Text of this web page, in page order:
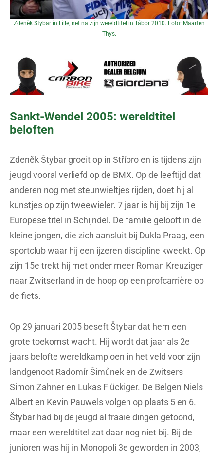
Zdeněk Štybar in Lille, net na zijn wereldtitel in Tábor 2010. Foto: Maarten
Thys.
Sankt-Wendel 2005: wereldtitel
beloften
Zdeněk Štybar groeit op in Stříbro en is tijdens zijn
jeugd vooral verliefd op de BMX. Op de leeftijd dat
anderen nog met steunwieltjes rijden, doet hij al
kunstjes op zijn tweewieler. 7 jaar is hij bij zijn 1e
Europese titel in Schijndel. De familie gelooft in de
kleine jongen, die zich aansluit bij Dukla Praag, een
sportclub waar hij een ijzeren discipline kweekt. Op
zijn 15e trekt hij met onder meer Roman Kreuziger
naar Zwitserland in de hoop op een profcarrière op
de fiets.
Op 29 januari 2005 beseft Štybar dat hem een
grote toekomst wacht. Hij wordt dat jaar als 2e
jaars belofte wereldkampioen in het veld voor zijn
landgenoot Radomír Šimůnek en de Zwitsers
Simon Zahner en Lukas Flückiger. De Belgen Niels
Albert en Kevin Pauwels volgen op plaats 5 en 6.
Štybar had bij de jeugd al fraaie dingen getoond,
maar een wereldtitel zat daar nog niet bij. Bij de
junioren was hij in Monopoli 3e geworden in 2003,